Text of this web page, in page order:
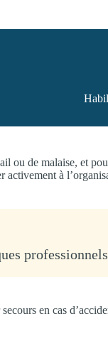
ou de malaise, et
à
en cas